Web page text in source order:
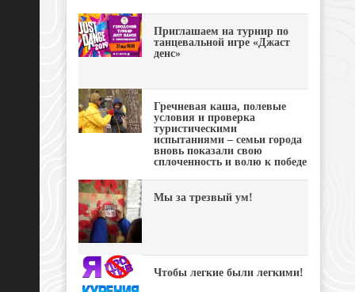
Приглашаем на турнир по
танцевальной игре «Джаст
денс»
Гречневая каша, полевые
условия и проверка
туристическими
испытаниями – семьи города
вновь показали свою
сплоченность и волю к победе
Мы за трезвый ум!
Чтобы легкие были легкими!